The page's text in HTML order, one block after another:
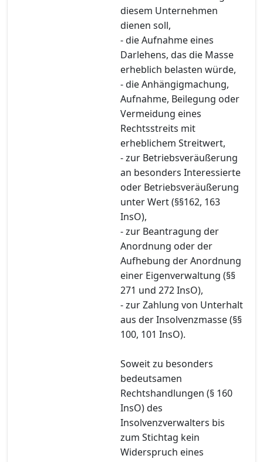
diesem Unternehmen
dienen soll,
- die Aufnahme eines
Darlehens, das die Masse
erheblich belasten würde,
- die Anhängigmachung,
Aufnahme, Beilegung oder
Vermeidung eines
Rechtsstreits mit
erheblichem Streitwert,
- zur Betriebsveräußerung
an besonders Interessierte
oder Betriebsveräußerung
unter Wert (§§162, 163
InsO),
- zur Beantragung der
Anordnung oder der
Aufhebung der Anordnung
einer Eigenverwaltung (§§
271 und 272 InsO),
- zur Zahlung von Unterhalt
aus der Insolvenzmasse (§§
100, 101 InsO).
Soweit zu besonders
bedeutsamen
Rechtshandlungen (§ 160
InsO) des
Insolvenzverwalters bis
zum Stichtag kein
Widerspruch eines